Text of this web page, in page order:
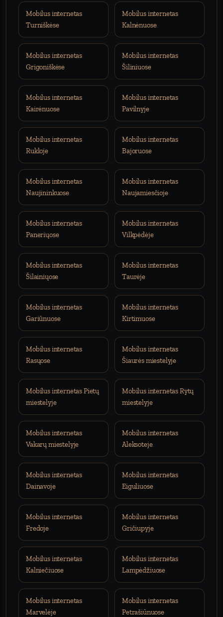
Mobilus internetas
Turniškėse
Mobilus internetas
Kalnėnuose
Mobilus internetas
Grigoniškėse
Mobilus internetas
Šiliniuose
Mobilus internetas
Kairėnuose
Mobilus internetas
Pavilnyje
Mobilus internetas
Rukloje
Mobilus internetas
Bajoruose
Mobilus internetas
Naujininkuose
Mobilus internetas
Naujamiesčioje
Mobilus internetas
Paneriųose
Mobilus internetas
Vilkpėdėje
Mobilus internetas
Šilainiųose
Mobilus internetas
Taurėje
Mobilus internetas
Gariūnuose
Mobilus internetas
Kirtimuose
Mobilus internetas
Rasųose
Mobilus internetas
Šiaurės miestelyje
Mobilus internetas Pietų
miestelyje
Mobilus internetas Rytų
miestelyje
Mobilus internetas
Vakarų miestelyje
Mobilus internetas
Aleksoteje
Mobilus internetas
Dainavoje
Mobilus internetas
Eiguliuose
Mobilus internetas
Fredoje
Mobilus internetas
Gričiupyje
Mobilus internetas
Kalniečiuose
Mobilus internetas
Lampėdžiuose
Mobilus internetas
Marvelėje
Mobilus internetas
Petrašiūnuose